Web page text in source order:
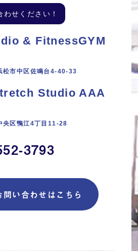
せください！
& FitnessGYM
市中区佐鳴台4-40-33
Studio AAA
区鴨江4丁目11‐28
3793
い合わせはこちら